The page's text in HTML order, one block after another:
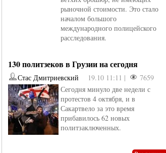
от Ирина Иновели от kotyaravesel
рыночной стоимости. Это стало
началом большого
международного полицейского
расследования.
130 политзеков в Грузии на сегодня
Стас Дмитриевский 19.10 11:11 |
7659
Сегодня минуло две недели с
протестов 4 октября, и в
Сакартвело за это время
прибавилось 62 новых
политзаключенных.